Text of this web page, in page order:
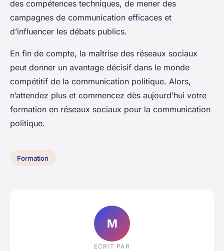
des compétences techniques, de mener des
campagnes de communication efficaces et
d’influencer les débats publics.
En fin de compte, la maîtrise des réseaux sociaux
peut donner un avantage décisif dans le monde
compétitif de la communication politique. Alors,
n’attendez plus et commencez dès aujourd’hui votre
formation en réseaux sociaux pour la communication
politique.
Formation
M
ECRIT PAR